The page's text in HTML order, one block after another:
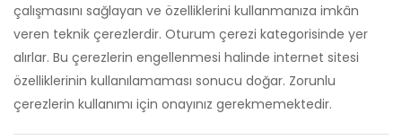
çalışmasını sağlayan ve özelliklerini kullanmanıza imkân
veren teknik çerezlerdir. Oturum çerezi kategorisinde yer
alırlar. Bu çerezlerin engellenmesi halinde internet sitesi
özelliklerinin kullanılamaması sonucu doğar. Zorunlu
çerezlerin kullanımı için onayınız gerekmemektedir.